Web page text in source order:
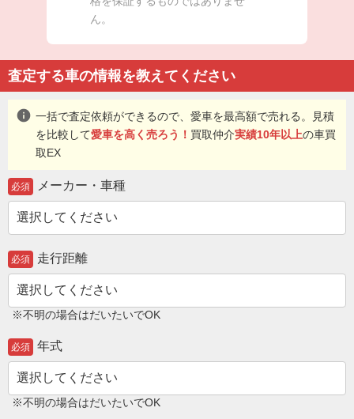
ん。
査定する車の情報を教えてください
info 一括で査定依頼ができるので、愛車を最高額で売れる。見積
を比較して愛車を高く売ろう！ 買取仲介実績10年以上の車買
取EX
必須 メーカー・車種
必須 走行距離
※不明の場合はだいたいでOK
必須 年式
※不明の場合はだいたいでOK